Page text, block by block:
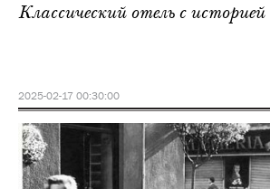
Классический отель с историей
2025-02-17 00:30:00